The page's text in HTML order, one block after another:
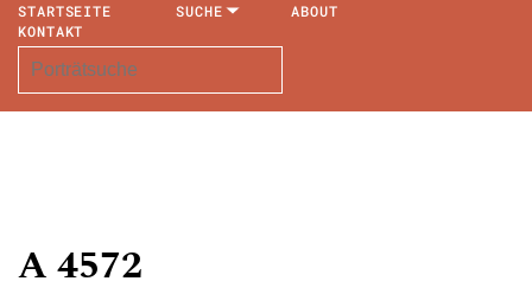
STARTSEITE SUCHE
ABOUT
KONTAKT
A 4572